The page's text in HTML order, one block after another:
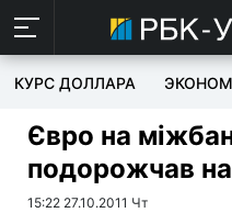
КУРС ДОЛЛАРА
Євро на
подорожчав
15:22 27.10.2011 Чт